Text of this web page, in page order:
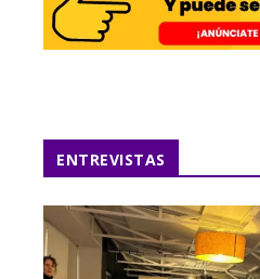
ENTREVISTAS